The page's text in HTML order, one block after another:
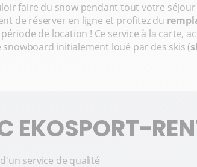
faire du snow pendant tout votre
de réserver en ligne et profitez du
de location ! Ce service à la carte,
snowboard initialement loué par des skis (
EKOSPORT-
service de qualité